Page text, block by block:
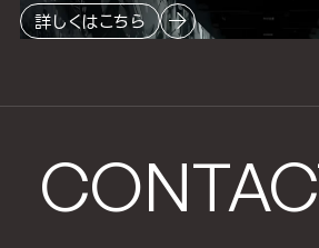
詳しくはこちら